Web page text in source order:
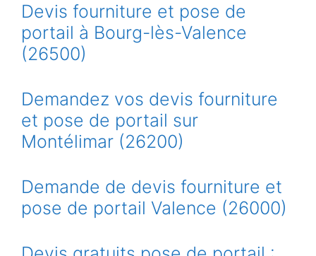
Devis fourniture et pose de
portail à Bourg-lès-Valence
(26500)
Demandez vos devis fourniture
et pose de portail sur
Montélimar (26200)
Demande de devis fourniture et
pose de portail Valence (26000)